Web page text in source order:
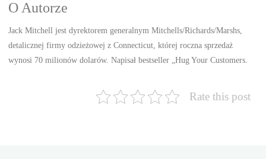
O Autorze
Jack Mitchell jest dyrektorem generalnym Mitchells/Richards/Marshs,
detalicznej firmy odzieżowej z Connecticut, której roczna sprzedaż
wynosi 70 milionów dolarów. Napisał bestseller „Hug Your Customers.
Rate this post